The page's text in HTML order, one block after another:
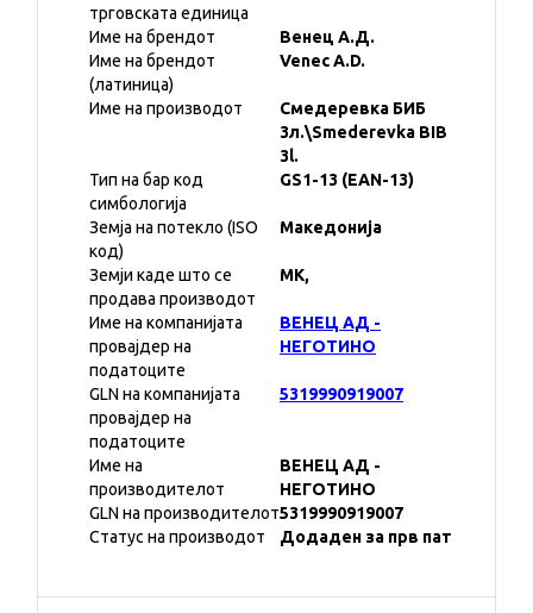
трговската единица
Име на брендот
Венец А.Д.
Име на брендот
(латиница)
Venec A.D.
Име на производот
Смедеревка БИБ
3л.\Smederevka BIB
3l.
Тип на бар код
симбологија
GS1-13 (EAN-13)
Земја на потекло (ISO
код)
Македонија
Земји каде што се
продава производот
MK,
Име на компанијата
провајдер на
податоците
ВЕНЕЦ АД -
НЕГОТИНО
GLN на компанијата
провајдер на
податоците
5319990919007
Име на
производителот
ВЕНЕЦ АД -
НЕГОТИНО
GLN на производителот5319990919007
Статус на производот
Додаден за прв пат